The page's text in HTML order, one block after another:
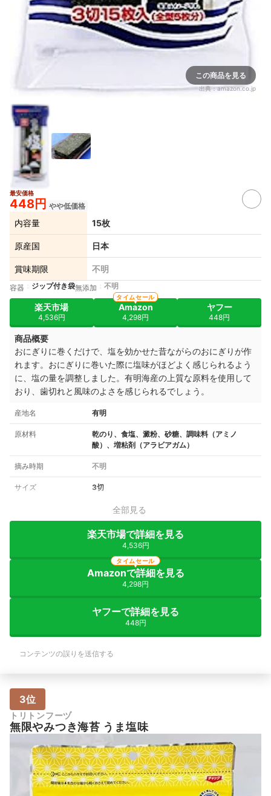
この商品を見る
出典：amazon.co.jp
最安価格
448円 やや低価格
内容量 15枚
原産国 日本
賞味期限 不明
容器 ジップ付き袋無添加 不明
楽天市場
4,536円
Amazon
4,298円
タイムセール
ヤフー
448円
商品概要
おにぎりに巻くだけで、塩を効かせた昔ながらのおにぎりが作
れます。おにぎりに巻いた際に塩味がほどよく感じられるよう
に、塩の量を調整しました。有明海産の上質な原料を使用して
おり、歯切れと風味のよさを感じられるでしょう。
産地名 有明
原材料
乾のり、食塩、澱粉、砂糖、調味料（アミノ
酸）、増粘剤（アラビアガム）
摘み時期 不明
サイズ 3切
全部見る
楽天市場で詳細を見る
4,536円
Amazonで詳細を見る
4,298円
タイムセール
ヤフーで詳細を見る
448円
コンテンツの誤りを送信する
3位
トリトンフーヅ
無限やみつき海苔 うま塩味